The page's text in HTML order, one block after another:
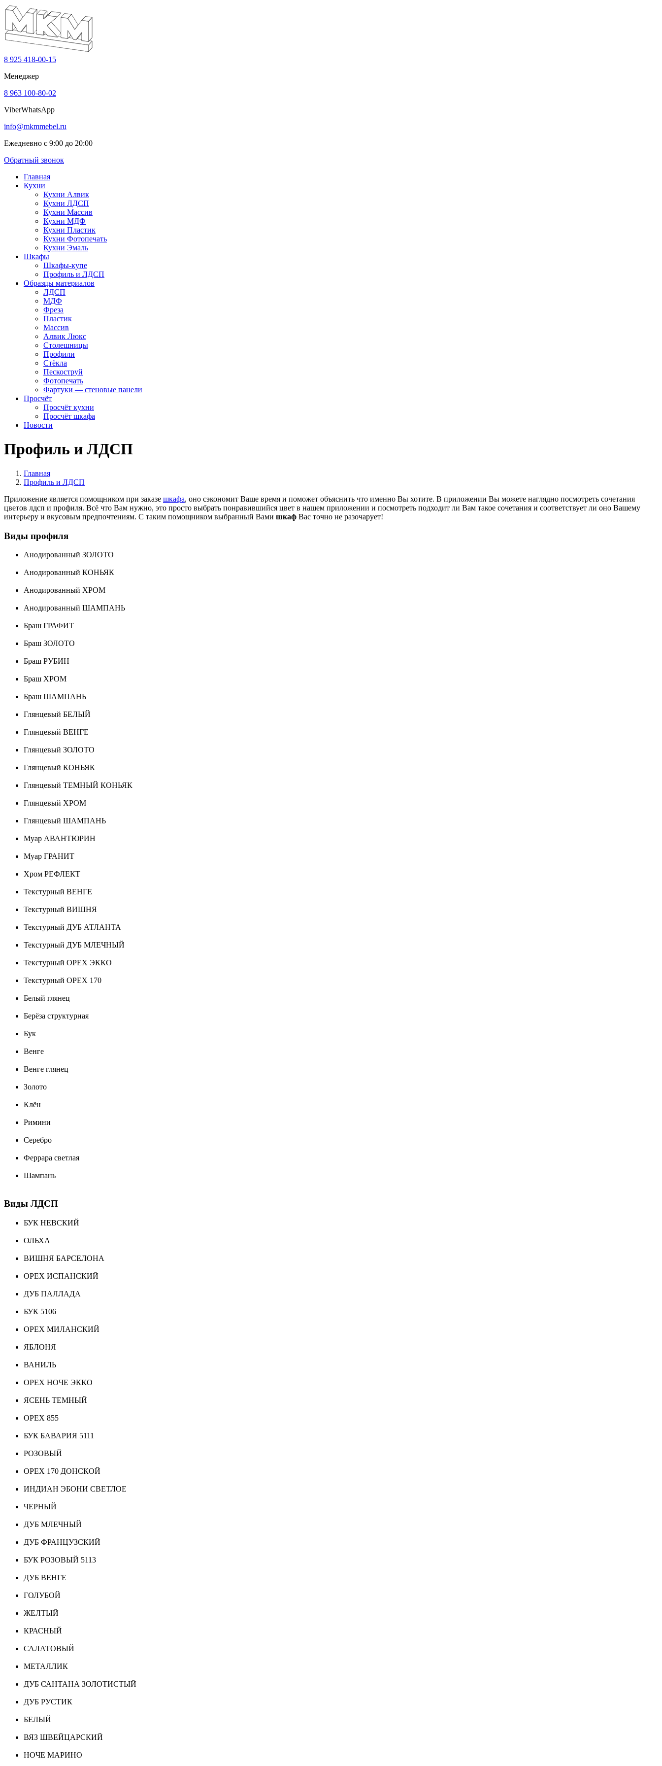
8 925 418-00-15
Менеджер
8 963 100-80-02
ViberWhatsApp
info@mkmmebel.ru
Ежедневно с 9:00 до 20:00
Обратный звонок
Главная
Кухни
Кухни Алвик
Кухни ЛДСП
Кухни Массив
Кухни МДФ
Кухни Пластик
Кухни Фотопечать
Кухни Эмаль
Шкафы
Шкафы-купе
Профиль и ЛДСП
Образцы материалов
ЛДСП
МДФ
Фреза
Пластик
Массив
Алвик Люкс
Столешницы
Профили
Стёкла
Пескоструй
Фотопечать
Фартуки — стеновые панели
Просчёт
Просчёт кухни
Просчёт шкафа
Новости
Профиль и ЛДСП
Главная
Профиль и ЛДСП
Приложение является помощником при заказе шкафа, оно сэкономит Ваше время и поможет объяснить что именно Вы хотите. В приложении Вы можете наглядно посмотреть сочетания
цветов лдсп и профиля. Всё что Вам нужно, это просто выбрать понравившийся цвет в нашем приложении и посмотреть подходит ли Вам такое сочетания и соответствует ли оно Вашему
интерьеру и вкусовым предпочтениям. С таким помощником выбранный Вами шкаф Вас точно не разочарует!
Виды профиля
Анодированный ЗОЛОТО
Анодированный КОНЬЯК
Анодированный ХРОМ
Анодированный ШАМПАНЬ
Браш ГРАФИТ
Браш ЗОЛОТО
Браш РУБИН
Браш ХРОМ
Браш ШАМПАНЬ
Глянцевый БЕЛЫЙ
Глянцевый ВЕНГЕ
Глянцевый ЗОЛОТО
Глянцевый КОНЬЯК
Глянцевый ТЕМНЫЙ КОНЬЯК
Глянцевый ХРОМ
Глянцевый ШАМПАНЬ
Муар АВАНТЮРИН
Муар ГРАНИТ
Хром РЕФЛЕКТ
Текстурный ВЕНГЕ
Текстурный ВИШНЯ
Текстурный ДУБ АТЛАНТА
Текстурный ДУБ МЛЕЧНЫЙ
Текстурный ОРЕХ ЭККО
Текстурный ОРЕХ 170
Белый глянец
Берёза структурная
Бук
Венге
Венге глянец
Золото
Клён
Римини
Серебро
Феррара светлая
Шампань
Виды ЛДСП
БУК НЕВСКИЙ
ОЛЬХА
ВИШНЯ БАРСЕЛОНА
ОРЕХ ИСПАНСКИЙ
ДУБ ПАЛЛАДА
БУК 5106
ОРЕХ МИЛАНСКИЙ
ЯБЛОНЯ
ВАНИЛЬ
ОРЕХ НОЧЕ ЭККО
ЯСЕНЬ ТЕМНЫЙ
ОРЕХ 855
БУК БАВАРИЯ 5111
РОЗОВЫЙ
ОРЕХ 170 ДОНСКОЙ
ИНДИАН ЭБОНИ СВЕТЛОЕ
ЧЕРНЫЙ
ДУБ МЛЕЧНЫЙ
ДУБ ФРАНЦУЗСКИЙ
БУК РОЗОВЫЙ 5113
ДУБ ВЕНГЕ
ГОЛУБОЙ
ЖЕЛТЫЙ
КРАСНЫЙ
САЛАТОВЫЙ
МЕТАЛЛИК
ДУБ САНТАНА ЗОЛОТИСТЫЙ
ДУБ РУСТИК
БЕЛЫЙ
ВЯЗ ШВЕЙЦАРСКИЙ
НОЧЕ МАРИНО